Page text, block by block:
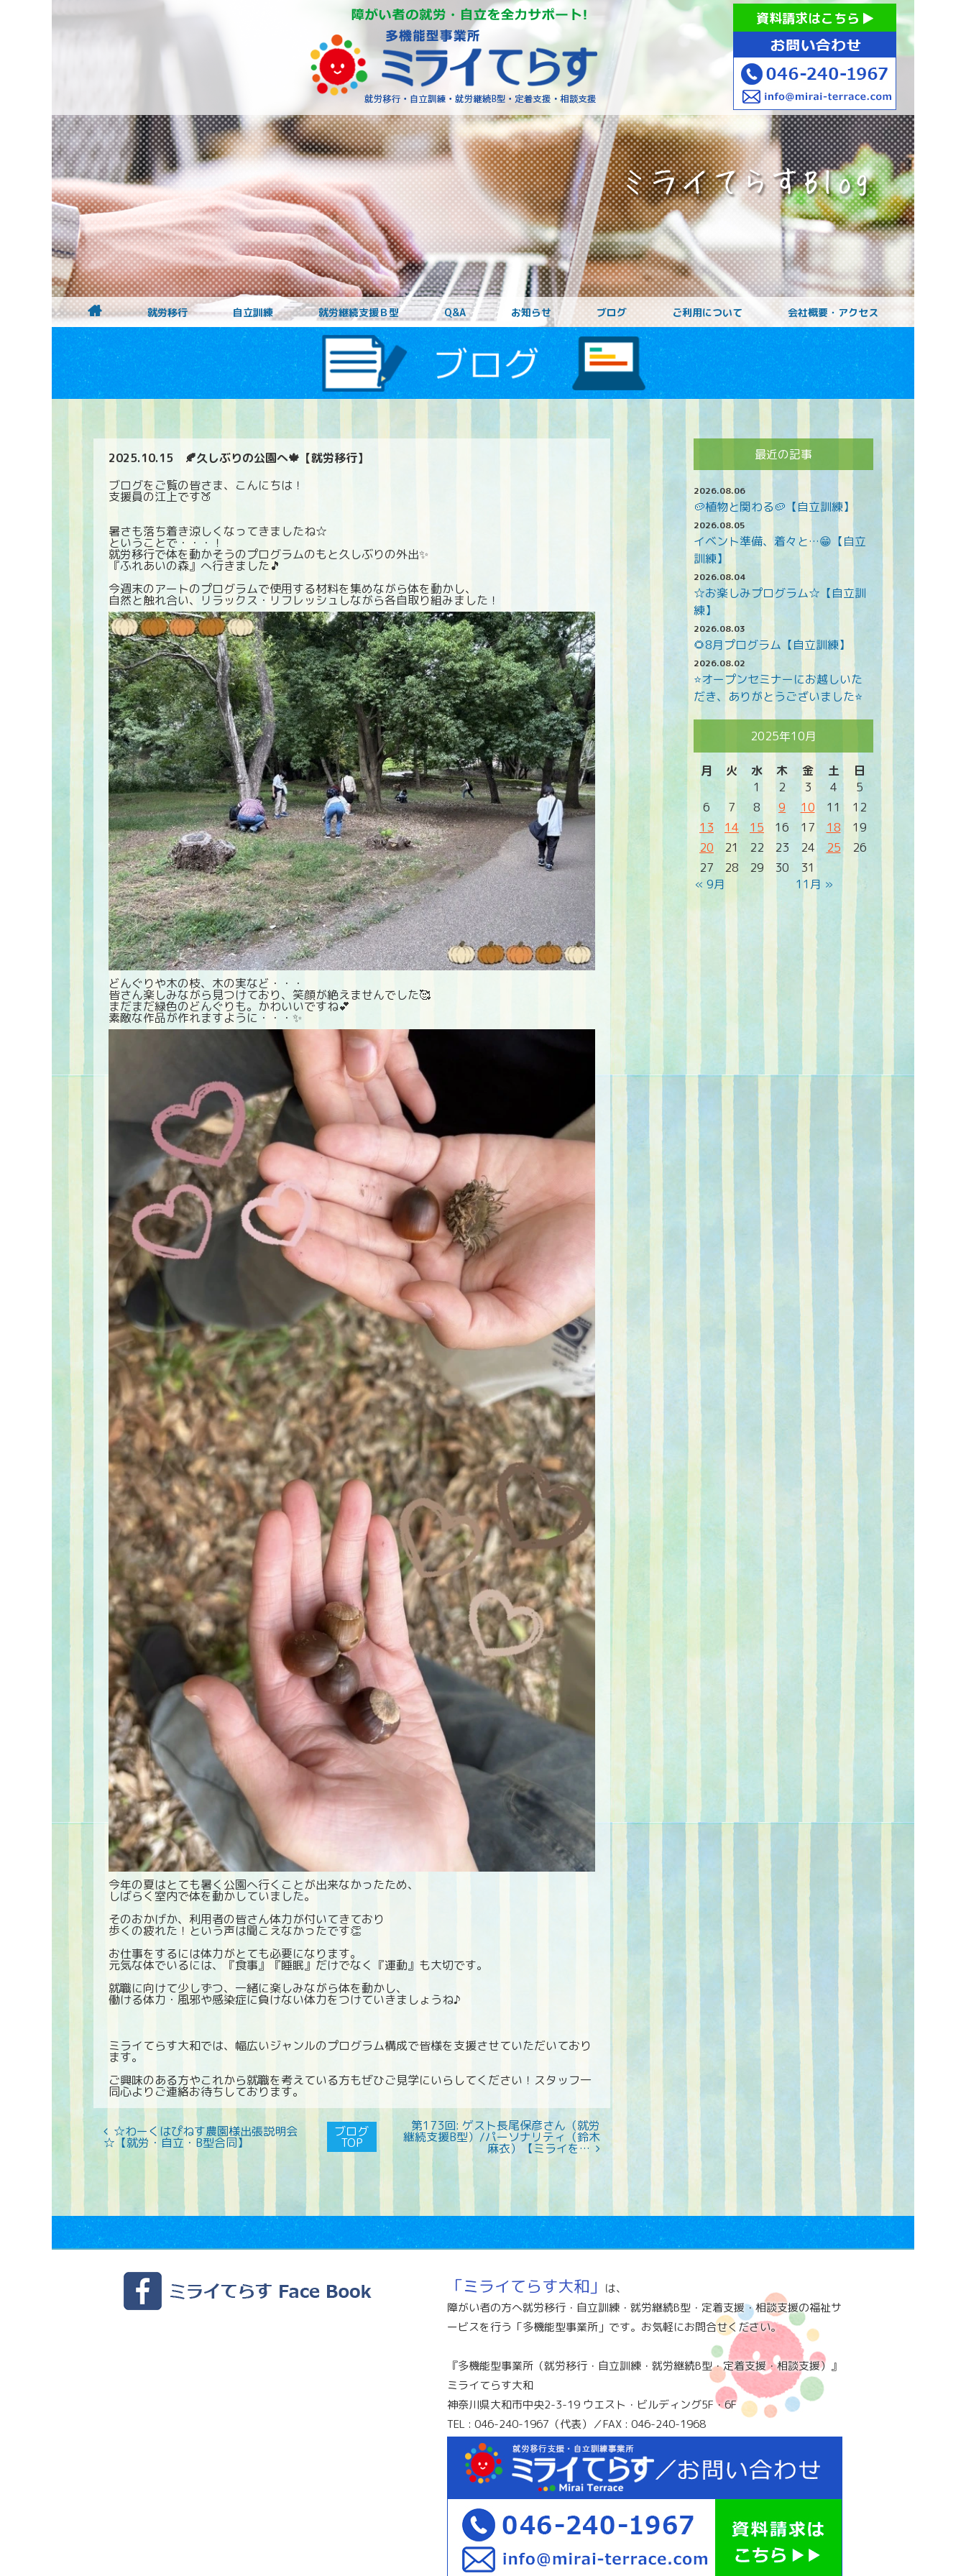
障がいをお持ちの方への就労支援 ミライてらす大和｜就労移行｜就
資料請求はこちら
お子様の
就労移行 自立訓練 就労継続支援Ｂ型 Q&A お知らせ ブログ ご利用について 会社概要・アクセス
2025.10.15
🍂久しぶりの公園へ🍁【就労移行】
ブログをご覧の皆さま、こんにちは！
支援員の江上です🍑
暑さも落ち着き涼しくなってきましたね☆
ということで・・・！
就労移行で体を動かそうのプログラムのもと久しぶりの外出✨
『ふれあいの森』へ行きました🎵
今週末のアートのプログラムで使用する材料を集めながら体を動かし、
自然と触れ合い、リラックス・リフレッシュしながら各自取り組みました！
どんぐりや木の枝、木の実など・・・
皆さん楽しみながら見つけており、笑顔が絶えませんでした🥰
まだまだ緑色のどんぐりも。かわいいですね💕
素敵な作品が作れますように・・・✨
今年の夏はとても暑く公園へ行くことが出来なかったため、
しばらく室内で体を動かしていました。
そのおかげか、利用者の皆さん体力が付いてきており
歩くの疲れた！という声は聞こえなかったです👏
お仕事をするには体力がとても必要になります。
元気な体でいるには、『食事』『睡眠』だけでなく『運動』も大切です。
就職に向けて少しずつ、一緒に楽しみながら体を動かし、
働ける体力・風邪や感染症に負けない体力をつけていきましょうね♪
ミライてらす大和では、幅広いジャンルのプログラム構成で皆様を支援させていただいており
ます。
ご興味のある方やこれから就職を考えている方もぜひご見学にいらしてください！スタッフ一
同心よりご連絡お待ちしております。
☆わーくはぴねす農園様出張説明会
☆【就労・自立・B型合同】
ブログ
TOP
第173回: ゲスト長尾保彦さん（就労
継続支援B型）/パーソナリティ（鈴木
麻衣）【ミライを…
最近の記事
2026.08.06
🥔植物と関わる🥔【自立訓練】
2026.08.05
イベント準備、着々と…😁【自立
訓練】
2026.08.04
☆お楽しみプログラム☆【自立訓
練】
2026.08.03
🌻8月プログラム【自立訓練】
2026.08.02
⭐オープンセミナーにお越しいた
だき、ありがとうございました⭐
2025年10月
月 火 水 木 金 土 日
« 9月 11月 »
1 2 3 4
5
6
7 8 9 10 11
12
13
14 15 16 17 18
19
20
21 22 23 24 25
26
27
28 29 30 31
「ミライてらす大和」
は、
障がい者の方へ就労移行・自立訓練・就労継続B型・定着支援・相談支援の福祉サ
ービスを行う「多機能型事業所」です。お気軽にお問合せください。
『多機能型事業所（就労移行・自立訓練・就労継続B型・定着支援・相談支援）』
ミライてらす大和
神奈川県大和市中央2-3-19 ウエスト・ビルディング5F・6F
TEL : 046-240-1967（代表）／FAX : 046-240-1968